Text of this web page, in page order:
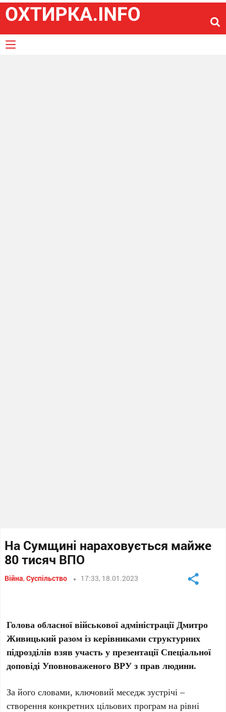
На Сумщині нараховується майже
80 тисяч ВПО
Війна,Суспільство 17:33, 18.01.2023
Голова обласної військової адміністрації Дмитро
Живицький разом із керівниками структурних
підрозділів взяв участь у презентації Спеціальної
доповіді Уповноваженого ВРУ з прав людини.
За його словами, ключовий меседж зустрічі –
створення конкретних цільових програм на рівні